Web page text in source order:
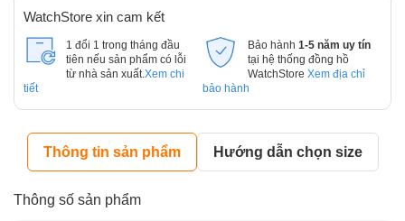
WatchStore xin cam kết
1 đổi 1 trong tháng đầu
tiên nếu sản phẩm có lỗi
từ nhà sản xuất. Xem chi
tiết
Bảo hành 1-5 năm uy tín
tại hệ thống đồng hồ
WatchStore Xem địa chỉ
bảo hành
Thông tin sản phẩm Hướng dẫn chọn size
Thông số sản phẩm